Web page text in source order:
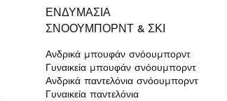
ΕΝΔΥΜΑΣΊΑ
ΣΝΌΟΥΜΠΟΡΝΤ & ΣΚΙ
Ανδρικά μπουφάν σνόουμπορντ
Γυναικεία μπουφάν σνόουμπορντ
Ανδρικά παντελόνια σνόουμπορντ
Γυναικεία παντελόνια